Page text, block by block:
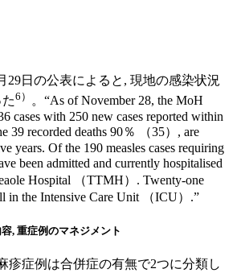
29日の公表によると, 現地の感染状況
6）
。“As of November 28, the MoH
cases with 250 new cases reported within
39 recorded deaths 90％ （35）, are
years. Of the 190 measles cases requiring
been admitted and currently hospitalised
Hospital （TTMH）. Twenty-one
in the Intensive Care Unit （ICU）.”
, 重症例のマネジメント
疹症例は合併症の有無で2つに分類し